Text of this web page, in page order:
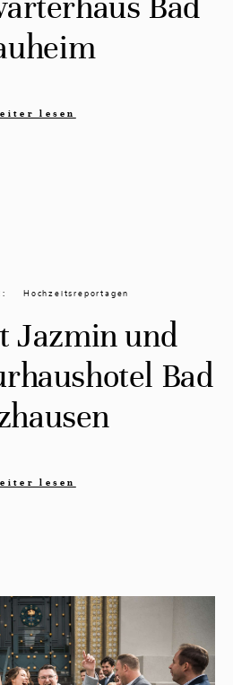
lesen
Hochzeitsreportagen
Jazmin und
Bad
lesen